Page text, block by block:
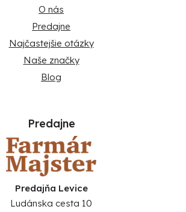
O nás
Predajne
Najčastejšie otázky
Naše značky
Blog
Predajne
Predajňa Levice
Ludánska cesta 10